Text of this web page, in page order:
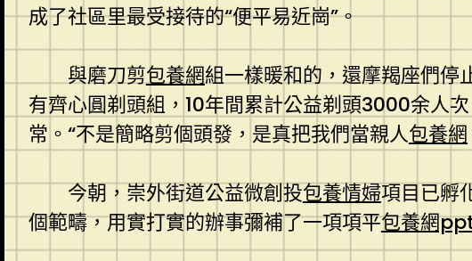
成了社區里最受接待的“便平易近崗”。
與磨刀剪包養網組一樣暖和的，還摩羯座們停
有齊心圓剃頭組，10年間累計公益剃頭3000余人
常。“不是簡略剪個頭發，是真把我們當親人包養網
今朝，崇外街道公益微創投包養情婦項目已孵
個範疇，用實打實的辦事彌補了一項項平包養網